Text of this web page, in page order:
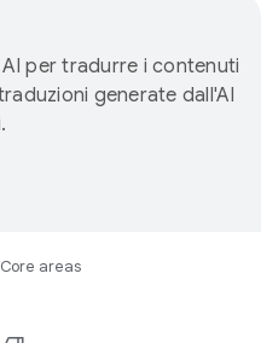
per tradurre i contenuti
generate dall'AI
Core areas